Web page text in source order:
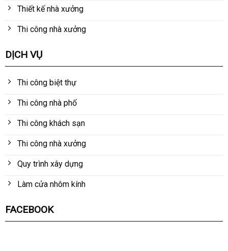
Thiết kế nhà xưởng
Thi công nhà xưởng
DỊCH VỤ
Thi công biệt thự
Thi công nhà phố
Thi công khách sạn
Thi công nhà xưởng
Quy trình xây dựng
Làm cửa nhôm kính
FACEBOOK